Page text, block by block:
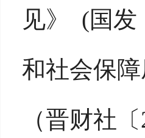
见》 (国发
和社会保
（晋财社